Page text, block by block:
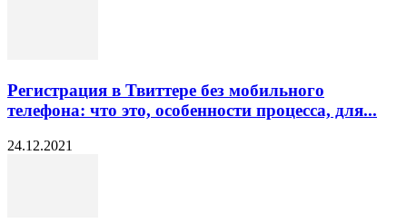
Регистрация в Твиттере без мобильного
телефона: что это, особенности процесса, для...
24.12.2021